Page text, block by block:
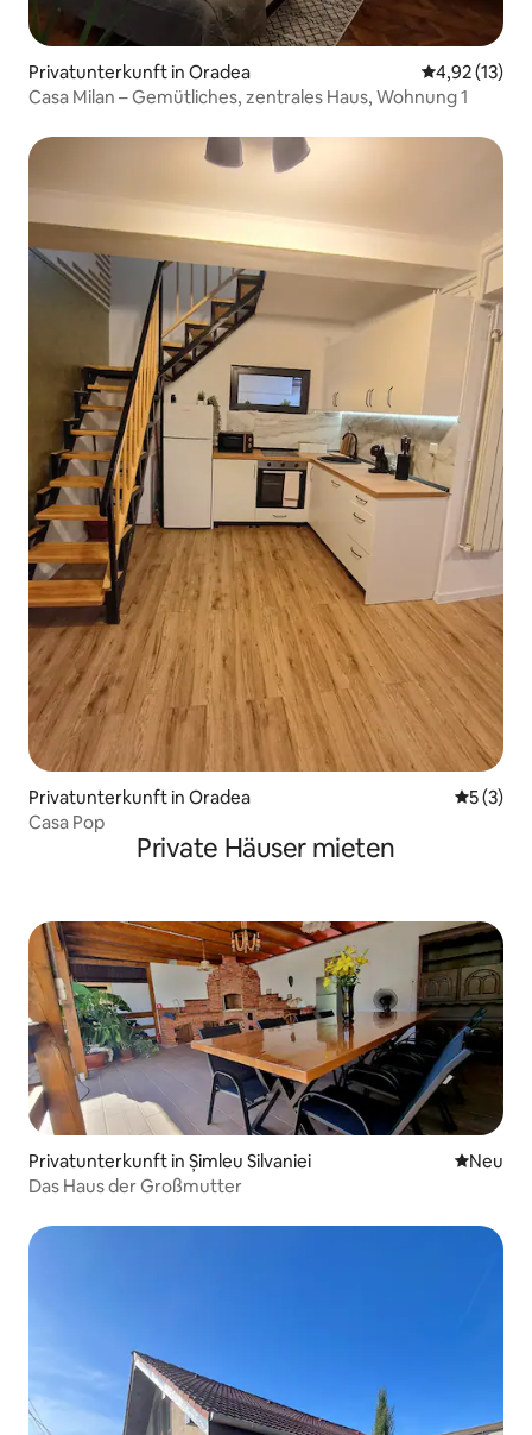
Privatunterkunft in Oradea
4,92 (13)
Casa Milan – Gemütliches, zentrales Haus, Wohnung 1
Privatunterkunft in Oradea
5 (3)
Casa Pop
Private Häuser mieten
Privatunterkunft in Șimleu Silvaniei Neue
Neu
Das Haus der Großmutter